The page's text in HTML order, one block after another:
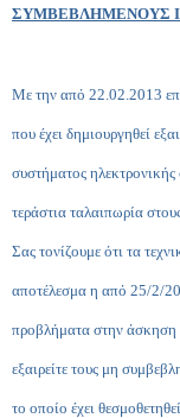
ΣΥΜΒΕΒΛΗΜΕΝΟΥΣ
Με την από 22.02.2013
που έχει δημιουργηθεί
συστήματος
τεράστια ταλαιπωρία
Σας τονίζουμε ότι τα
αποτέλεσμα η από 25/2/
προβλήματα στην άσκηση
εξαιρείτε τους μη
το οποίο έχει